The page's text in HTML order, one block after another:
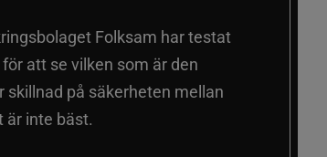
Folksam har testat
att se vilken som är den
skillnad på säkerheten mellan
är inte bäst.